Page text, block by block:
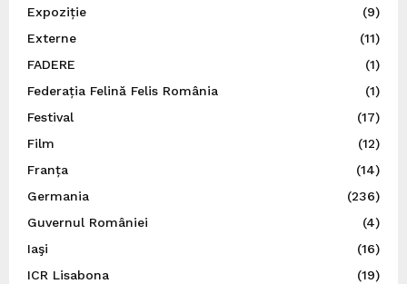
Expoziție
(9)
Externe
(11)
FADERE
(1)
Federația Felină Felis România
(1)
Festival
(17)
Film
(12)
Franța
(14)
Germania
(236)
Guvernul României
(4)
Iaşi
(16)
ICR Lisabona
(19)